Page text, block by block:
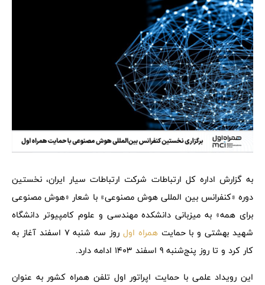
به گزارش اداره کل ارتباطات شرکت ارتباطات سیار ایران، نخستین
دوره «کنفرانس بین المللی هوش مصنوعی» با شعار «هوش مصنوعی
برای همه» به میزبانی دانشکده مهندسی و علوم کامپیوتر دانشگاه
شهید بهشتی و با حمایتهمراه اول
روز سه شنبه 7 اسفند آغاز به
کار کرد و تا روز پنج‌شنبه 9 اسفند 1403 ادامه دارد.
این رویداد علمی با حمایت اپراتور اول تلفن همراه کشور به عنوان